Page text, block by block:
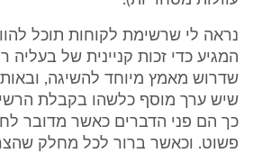
נראה לי שרשימת לקוחות תוכל
המגיע כדי זכות קניינית של בעליה
שדרוש מאמץ מיוחד להשיגה,
שיש ערך מוסף כלשהו בקבלת
כך הם פני הדברים כאשר מדובר
פשוט. וכאשר ברור לכל מחלק